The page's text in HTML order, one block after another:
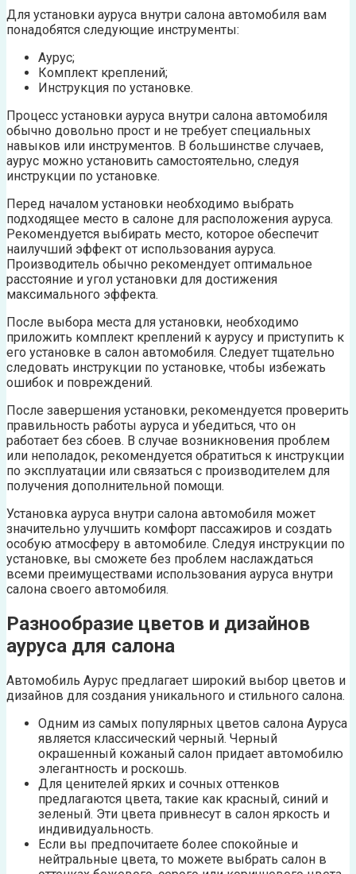
Для установки ауруса внутри салона автомобиля вам
понадобятся следующие инструменты:
Аурус;
Комплект креплений;
Инструкция по установке.
Процесс установки ауруса внутри салона автомобиля
обычно довольно прост и не требует специальных
навыков или инструментов. В большинстве случаев,
аурус можно установить самостоятельно, следуя
инструкции по установке.
Перед началом установки необходимо выбрать
подходящее место в салоне для расположения ауруса.
Рекомендуется выбирать место, которое обеспечит
наилучший эффект от использования ауруса.
Производитель обычно рекомендует оптимальное
расстояние и угол установки для достижения
максимального эффекта.
После выбора места для установки, необходимо
приложить комплект креплений к аурусу и приступить к
его установке в салон автомобиля. Следует тщательно
следовать инструкции по установке, чтобы избежать
ошибок и повреждений.
После завершения установки, рекомендуется проверить
правильность работы ауруса и убедиться, что он
работает без сбоев. В случае возникновения проблем
или неполадок, рекомендуется обратиться к инструкции
по эксплуатации или связаться с производителем для
получения дополнительной помощи.
Установка ауруса внутри салона автомобиля может
значительно улучшить комфорт пассажиров и создать
особую атмосферу в автомобиле. Следуя инструкции по
установке, вы сможете без проблем наслаждаться
всеми преимуществами использования ауруса внутри
салона своего автомобиля.
Разнообразие цветов и дизайнов
ауруса для салона
Автомобиль Аурус предлагает широкий выбор цветов и
дизайнов для создания уникального и стильного салона.
Одним из самых популярных цветов салона Ауруса
является классический черный. Черный
окрашенный кожаный салон придает автомобилю
элегантность и роскошь.
Для ценителей ярких и сочных оттенков
предлагаются цвета, такие как красный, синий и
зеленый. Эти цвета привнесут в салон яркость и
индивидуальность.
Если вы предпочитаете более спокойные и
нейтральные цвета, то можете выбрать салон в